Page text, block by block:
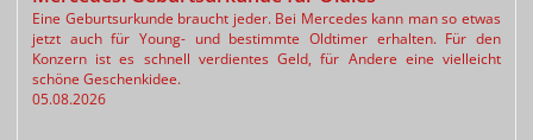
Eine Geburtsurkunde braucht jeder. Bei Mercedes kann man so etwas
jetzt auch für Young- und bestimmte Oldtimer erhalten. Für den
Konzern ist es schnell verdientes Geld, für Andere eine vielleicht
schöne Geschenkidee.
05.08.2026